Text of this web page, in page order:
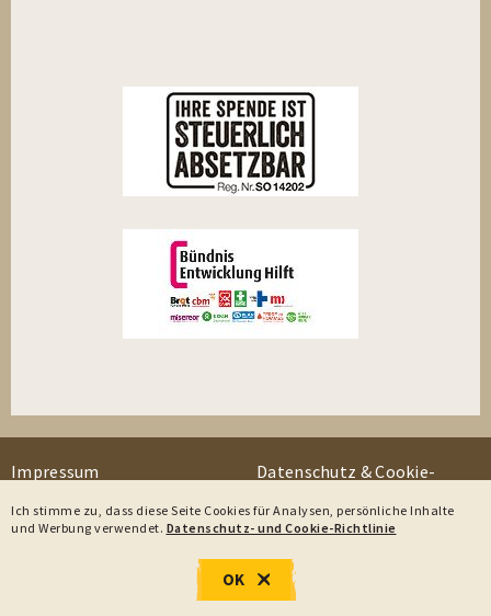
Ich stimme zu, dass diese Seite Cookies für Analysen, persönliche Inhalte
und Werbung verwendet. Datenschutz- und Cookie-Richtlinie
OK
Impressum
Datenschutz & Cookie-
Sitemap
Jetzt online spenden!
© 2026 Christoffel-Blindenmission Österreich